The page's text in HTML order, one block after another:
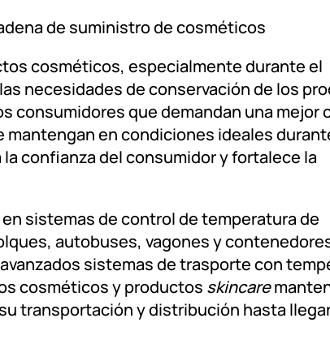
de suministro de cosméticos
cosméticos, especialmente durante el
necesidades de conservación de los
consumidores que demandan una mejor
en condiciones ideales
confianza del consumidor y fortalece la
sistemas de control de temperatura de
autobuses, vagones y
sistemas de trasporte con
cosméticos y productos skincare
transportación y distribución hasta